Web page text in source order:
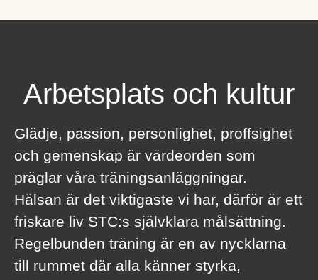
Arbetsplats och kultur
Glädje, passion, personlighet, proffsighet
och gemenskap är värdeorden som
präglar våra träningsanläggningar.
Hälsan är det viktigaste vi har, därför är ett
friskare liv STC:s självklara målsättning.
Regelbunden träning är en av nycklarna
till rummet där alla känner styrka,